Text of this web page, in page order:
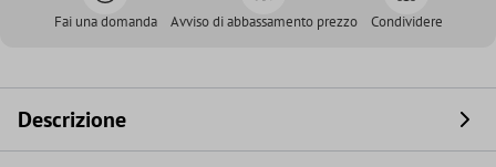
Fai una domanda Avviso di abbassamento prezzo Condividere
Descrizione